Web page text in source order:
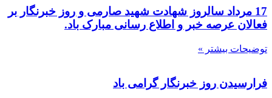
17 مرداد سالروز شهادت شهید صارمی و روز خبرنگار بر
فعالان عرصه خبر و اطلاع رسانی مبارک باد.
توضیحات بیشتر »
فرارسیدن روز خبرنگار گرامی باد